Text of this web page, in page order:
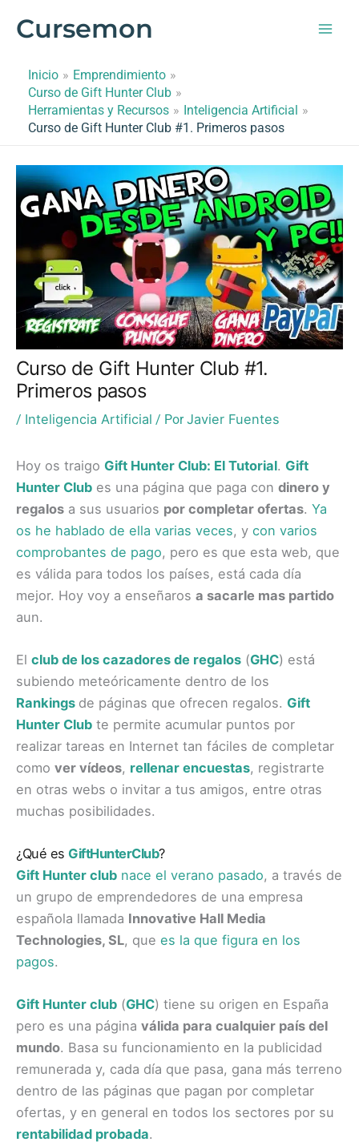
Cursemon
Inicio
Emprendimiento
Curso de Gift Hunter Club
Herramientas y Recursos
Inteligencia Artificial
Curso de Gift Hunter Club #1. Primeros pasos
Curso de Gift Hunter Club #1.
Primeros pasos
/ Inteligencia Artificial / PorJavier Fuentes
Hoy os traigo Gift Hunter Club: El Tutorial. Gift
Hunter Club es una página que paga con dinero y
regalos a sus usuarios por completar ofertas. Ya
os he hablado de ella varias veces, y con varios
comprobantes de pago, pero es que esta web, que
es válida para todos los países, está cada día
mejor. Hoy voy a enseñaros a sacarle mas partido
aun.
El club de los cazadores de regalos (GHC) está
subiendo meteóricamente dentro de los
Rankings de páginas que ofrecen regalos. Gift
Hunter Club te permite acumular puntos por
realizar tareas en Internet tan fáciles de completar
como ver vídeos, rellenar encuestas, registrarte
en otras webs o invitar a tus amigos, entre otras
muchas posibilidades.
¿Qué esGiftHunterClub?
Gift Hunter club nace el verano pasado, a través de
un grupo de emprendedores de una empresa
española llamada Innovative Hall Media
Technologies, SL, que es la que figura en los
pagos.
Gift Hunter club (GHC) tiene su origen en España
pero es una página válida para cualquier país del
mundo. Basa su funcionamiento en la publicidad
remunerada y, cada día que pasa, gana más terreno
dentro de las páginas que pagan por completar
ofertas, y en general en todos los sectores por su
rentabilidad probada.